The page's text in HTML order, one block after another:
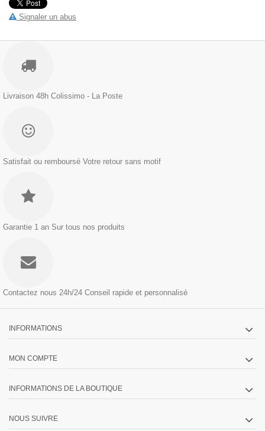
Signaler un abus
Livraison 48h Colissimo - La Poste
Satisfait ou remboursé Votre retour sans motif
Garantie 1 an Sur tous nos produits
Contactez nous 24h/24 Conseil rapide et personnalisé
INFORMATIONS
MON COMPTE
INFORMATIONS DE LA BOUTIQUE
NOUS SUIVRE